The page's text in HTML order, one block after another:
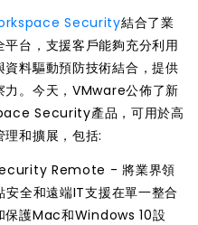
Security結合了業
台，支援客戶能夠充分利用
料驅動預防技術結合，提供
力。今天，VMware公佈了新
Security產品，可用於高
和擴展，包括:
Remote - 將業界領
全和遠端IT支援在單一整合
保護Mac和Windows 10設